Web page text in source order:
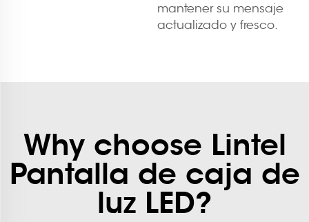
mantener su mensaje
actualizado y fresco.
Why choose Lintel
Pantalla de caja de
luz LED?